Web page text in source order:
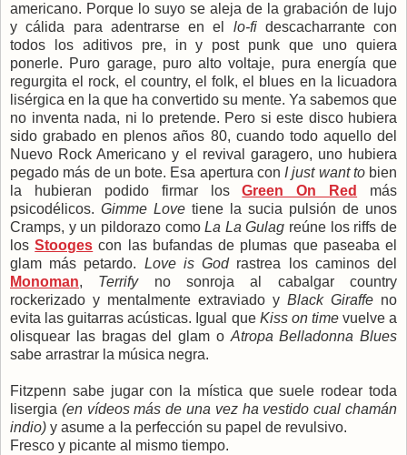
americano. Porque lo suyo se aleja de la grabación de lujo
y cálida para adentrarse en el lo-fidescacharrante con
todos los aditivos pre, in y post punk que uno quiera
ponerle. Puro garage, puro alto voltaje, pura energía que
regurgita el rock, el country, el folk, el blues en la licuadora
lisérgica en la que ha convertido su mente. Ya sabemos que
no inventa nada, ni lo pretende. Pero si este disco hubiera
sido grabado en plenos años 80, cuando todo aquello del
Nuevo Rock Americano y el revival garagero, uno hubiera
pegado más de un bote. Esa apertura con I just want to bien
la hubieran podido firmar losGreen On Red
más
psicodélicos. Gimme Love tiene la sucia pulsión de unos
Cramps, y un pildorazo comoLa La Gulag reúne los riffs de
losStooges con las bufandas de plumas que paseaba el
glam más petardo. Love is Godrastrea los caminos del
Monoman, Terrifyno sonroja al cabalgar country
rockerizado y mentalmente extraviado y Black Giraffe no
evita las guitarras acústicas. Igual que Kiss on timevuelve a
olisquear las bragas del glam o Atropa Belladonna Blues
sabe arrastrar la música negra.
Fitzpenn sabe jugar con la mística que suele rodear toda
lisergia (en vídeos más de una vez ha vestido cual chamán
indio) y asume a la perfección su papel de revulsivo.
Fresco y picante al mismo tiempo.